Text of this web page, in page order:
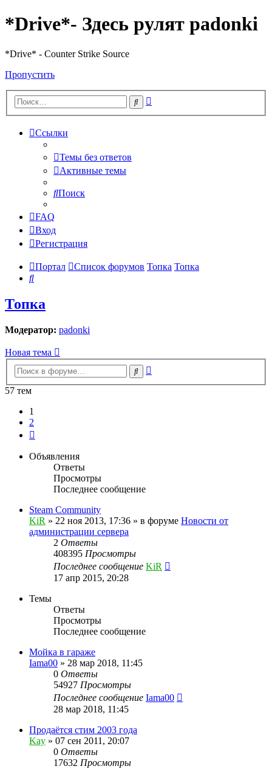
*Drive*- Здесь рулят padonki
*Drive* - Counter Strike Source
Пропустить
Поиск
Ссылки
Темы без ответов
Активные темы
Поиск
FAQ
Вход
Регистрация
Портал Список форумов Топка Топка
Поиск
Топка
Модератор: padonki
Новая тема
Поиск
57 тем
1
2
Объявления
Ответы
Просмотры
Последнее сообщение
Steam Community
KiR » 22 ноя 2013, 17:36 » в форуме Новости от
администрации сервера
2 Ответы
408395 Просмотры
Последнее сообщение KiR
17 апр 2015, 20:28
Темы
Ответы
Просмотры
Последнее сообщение
Мойка в гараже
Iama00 » 28 мар 2018, 11:45
0 Ответы
54927 Просмотры
Последнее сообщение Iama00
28 мар 2018, 11:45
Продаётся стим 2003 года
Kay » 07 сен 2011, 20:07
0 Ответы
17632 Просмотры